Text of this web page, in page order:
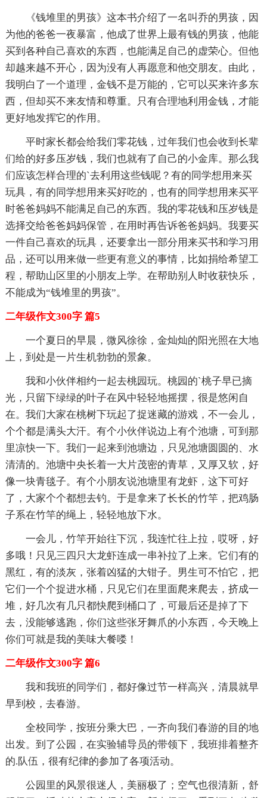
《钱堆里的男孩》这本书介绍了一名叫乔的男孩，因
为他的爸爸一夜暴富，他成了世界上最有钱的男孩，他能
买到各种自己喜欢的东西，也能满足自己的虚荣心。但他
却越来越不开心，因为没有人再愿意和他交朋友。由此，
我明白了一个道理，金钱不是万能的，它可以买来许多东
西，但却买不来友情和尊重。只有合理地利用金钱，才能
更好地发挥它的作用。
平时家长都会给我们零花钱，过年我们也会收到长辈
们给的好多压岁钱，我们也就有了自己的小金库。那么我
们应该怎样合理的`去利用这些钱呢？有的同学想用来买
玩具，有的同学想用来买好吃的，也有的同学想用来买平
时爸爸妈妈不能满足自己的东西。我的零花钱和压岁钱是
选择交给爸爸妈妈保管，在用时再告诉爸爸妈妈。我要买
一件自己喜欢的玩具，还要拿出一部分用来买书和学习用
品，还可以用来做一些更有意义的事情，比如捐给希望工
程，帮助山区里的小朋友上学。在帮助别人时收获快乐，
不能成为“钱堆里的男孩”。
二年级作文300字 篇5
一个夏日的早晨，微风徐徐，金灿灿的阳光照在大地
上，到处是一片生机勃勃的景象。
我和小伙伴相约一起去桃园玩。桃园的`桃子早已摘
光，只留下绿绿的叶子在风中轻轻地摇摆，很是悠闲自
在。我们大家在桃树下玩起了捉迷藏的游戏，不一会儿，
个个都是满头大汗。有个小伙伴说边上有个池塘，可到那
里凉快一下。我们一起来到池塘边，只见池塘圆圆的、水
清清的。池塘中央长着一大片茂密的青草，又厚又软，好
像一块青毯子。有个小朋友说池塘里有龙虾，这下可好
了，大家个个都想去钓。于是拿来了长长的竹竿，把鸡肠
子系在竹竿的绳上，轻轻地放下水。
一会儿，竹竿开始往下沉，我连忙往上拉，哎呀，好
多哦！只见三四只大龙虾连成一串补拉了上来。它们有的
黑红，有的淡灰，张着凶猛的大钳子。男生可不怕它，把
它们一个个捉进水桶，只见它们在里面爬来爬去，挤成一
堆，好几次有几只都快爬到桶口了，可最后还是掉了下
去，没能够逃跑，你们这些张牙舞爪的小东西，今天晚上
你们可就是我的美味大餐喽！
二年级作文300字 篇6
我和我班的同学们，都好像过节一样高兴，清晨就早
早到校，去春游。
全校同学，按班分乘大巴，一齐向我们春游的目的地
出发。到了公园，在实验辅导员的带领下，我班排着整齐
的.队伍，很有纪律的参加了各项活动。
公园里的风景很迷人，美丽极了；空气也很清新，舒